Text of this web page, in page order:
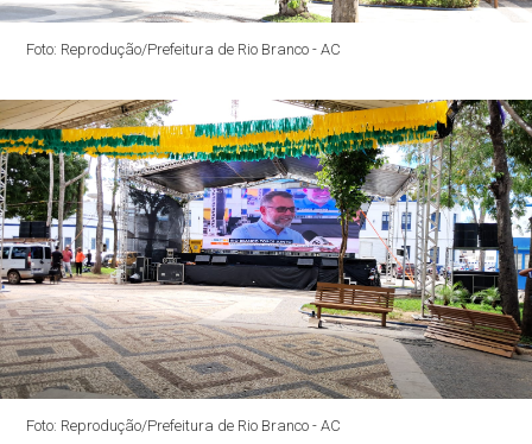
Foto: Reprodução/Prefeitura de Rio Branco - AC
Foto: Reprodução/Prefeitura de Rio Branco - AC